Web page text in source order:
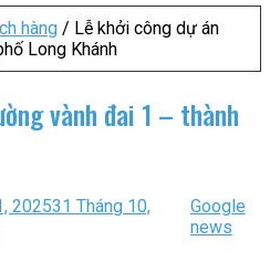
hàng / Lễ khởi công dự án
Long Khánh
vành đai 1 – thành
202531 Tháng 10,
Google
news